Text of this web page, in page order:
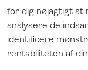
for dig nøjagtigt at
analysere de
identificere
rentabiliteten af